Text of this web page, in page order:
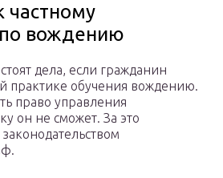
частному
по вождению
дела, если гражданин
практике обучения вождению.
право управления
он не сможет. За это